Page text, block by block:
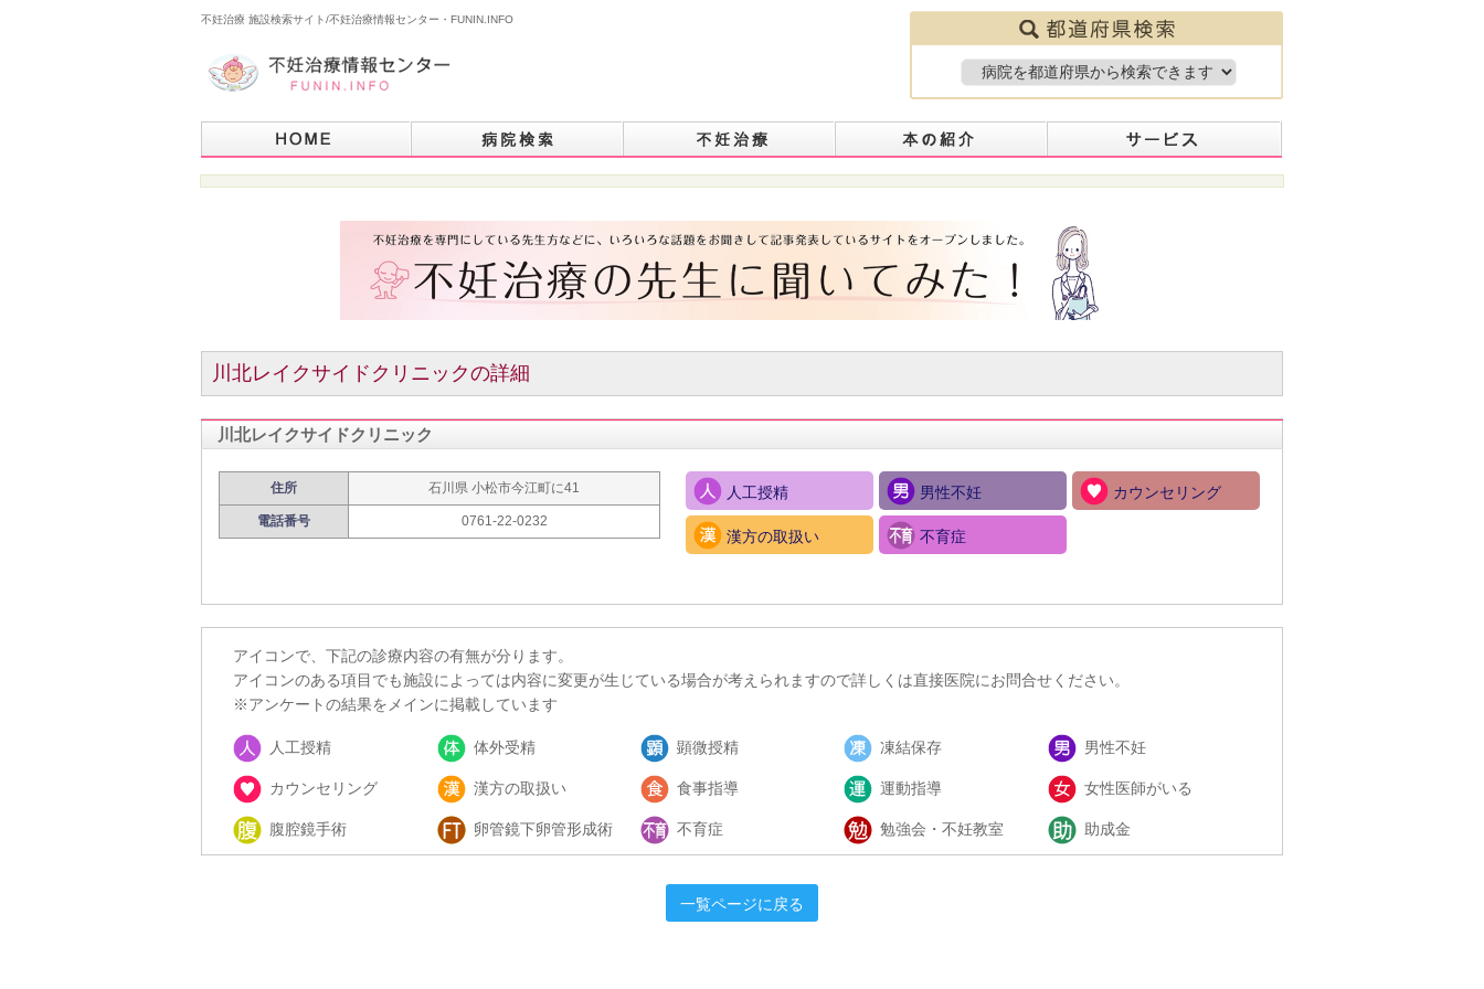
不妊治療 施設検索サイト/不妊治療情報センター・FUNIN.INFO
川北レイクサイドクリニックの詳細
川北レイクサイドクリニック
住所 石川県 小松市今江町に41
電話番号 0761-22-0232
人工授精 男性不妊 カウンセリング
漢方の取扱い 不育症
アイコンで、下記の診療内容の有無が分ります。
アイコンのある項目でも施設によっては内容に変更が生じている場合が考えられますので詳しくは直接医院にお問合せください。
※アンケートの結果をメインに掲載しています
人工授精 体外受精 顕微授精 凍結保存 男性不妊
カウンセリング 漢方の取扱い 食事指導 運動指導 女性医師がいる
腹腔鏡手術 卵管鏡下卵管形成術 不育症 勉強会・不妊教室 助成金
一覧ページに戻る